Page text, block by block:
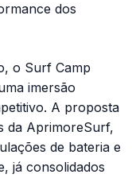
dos
o Surf Camp
imersão
A proposta
da AprimoreSurf,
de bateria e
já consolidados